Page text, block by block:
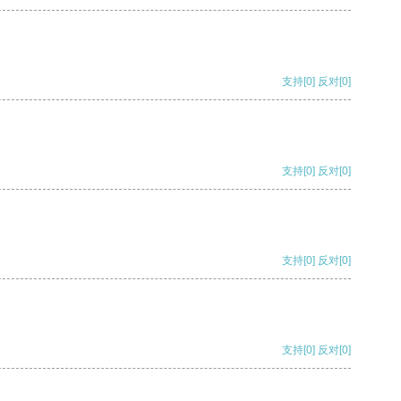
支持[0] 反对[0]
支持[0] 反对[0]
支持[0] 反对[0]
支持[0] 反对[0]